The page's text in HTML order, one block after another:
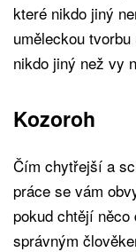
které nikdo jiný
uměleckou
nikdo jiný než vy
Kozoroh
Čím chytřejší a
práce se vám
pokud chtějí
správným